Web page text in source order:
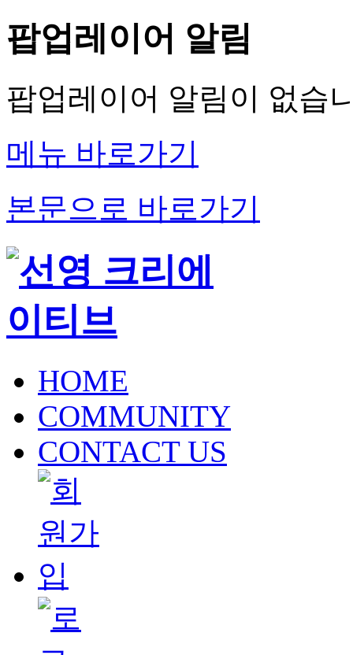
팝업레이어 알림
팝업레이어 알림이 없습
메뉴 바로가기
본문으로 바로가기
HOME
COMMUNITY
CONTACT US